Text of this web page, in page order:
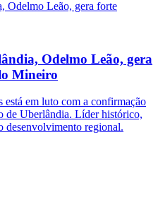
Odelmo Leão, gera
Mineiro
em luto com a confirmação
de Uberlândia. Líder histórico,
desenvolvimento regional.